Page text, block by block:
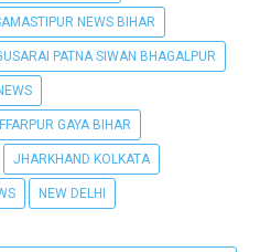
NEWS BIHAR
PATNA SIWAN BHAGALPUR
GAYA BIHAR
JHARKHAND KOLKATA
NEW DELHI